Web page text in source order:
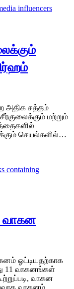
அதிக சத்தம்
மற்றும்
செயல்களில்…
வாகன
ஓட்டியதற்காக
11 வாகனங்கள்
வாகன
வாகனம்…